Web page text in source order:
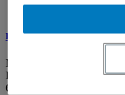
La stratégie d’encerclement
Marie Lamensch
La Presse
6 juin 2026